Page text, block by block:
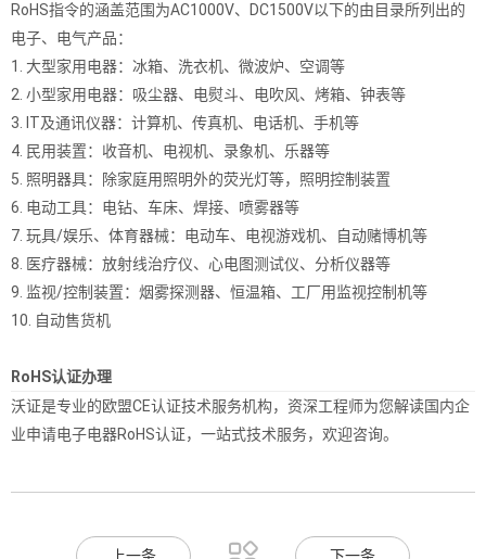
RoHS指令的涵盖范围为AC1000V、DC1500V以下的由目录所列出的
电子、电气产品：
1. 大型家用电器：冰箱、洗衣机、微波炉、空调等
2. 小型家用电器：吸尘器、电熨斗、电吹风、烤箱、钟表等
3. IT及通讯仪器：计算机、传真机、电话机、手机等
4. 民用装置：收音机、电视机、录象机、乐器等
5. 照明器具：除家庭用照明外的荧光灯等，照明控制装置
6. 电动工具：电钻、车床、焊接、喷雾器等
7. 玩具/娱乐、体育器械：电动车、电视游戏机、自动赌博机等
8. 医疗器械：放射线治疗仪、心电图测试仪、分析仪器等
9. 监视/控制装置：烟雾探测器、恒温箱、工厂用监视控制机等
10. 自动售货机
RoHS认证办理
沃证是专业的欧盟CE认证技术服务机构，资深工程师为您解读国内企
业申请电子电器RoHS认证，一站式技术服务，欢迎咨询。